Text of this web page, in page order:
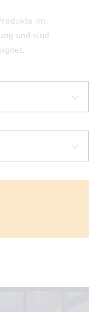
im
und sind